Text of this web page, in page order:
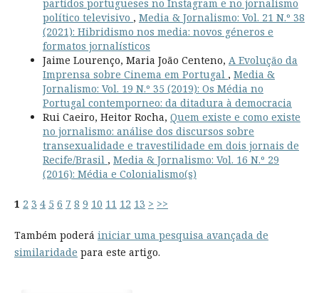
partidos portugueses no Instagram e no jornalismo
político televisivo , Media & Jornalismo: Vol. 21 N.º 38
(2021): Hibridismo nos media: novos géneros e
formatos jornalísticos
Jaime Lourenço, Maria João Centeno, A Evolução da
Imprensa sobre Cinema em Portugal , Media &
Jornalismo: Vol. 19 N.º 35 (2019): Os Média no
Portugal contemporneo: da ditadura à democracia
Rui Caeiro, Heitor Rocha, Quem existe e como existe
no jornalismo: análise dos discursos sobre
transexualidade e travestilidade em dois jornais de
Recife/Brasil , Media & Jornalismo: Vol. 16 N.º 29
(2016): Média e Colonialismo(s)
1 2 3 4 5 6 7 8 9 10 11 12 13 > >>
Também poderá iniciar uma pesquisa avançada de
similaridade para este artigo.